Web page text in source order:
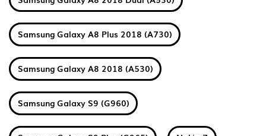
Samsung Galaxy A8 Plus 2018 (A730)
Samsung Galaxy A8 2018 (A530)
Samsung Galaxy S9 (G960)